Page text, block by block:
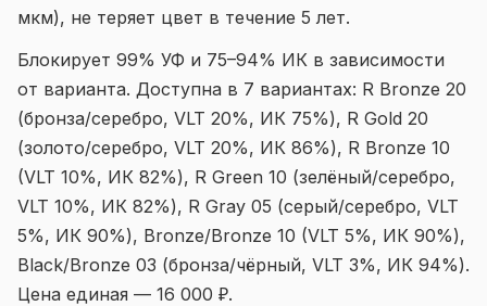
мкм), не теряет цвет в течение 5 лет.
Блокирует 99% УФ и 75–94% ИК в зависимости
от варианта. Доступна в 7 вариантах: R Bronze 20
(бронза/серебро, VLT 20%, ИК 75%), R Gold 20
(золото/серебро, VLT 20%, ИК 86%), R Bronze 10
(VLT 10%, ИК 82%), R Green 10 (зелёный/серебро,
VLT 10%, ИК 82%), R Gray 05 (серый/серебро, VLT
5%, ИК 90%), Bronze/Bronze 10 (VLT 5%, ИК 90%),
Black/Bronze 03 (бронза/чёрный, VLT 3%, ИК 94%).
Цена единая — 16 000 ₽.